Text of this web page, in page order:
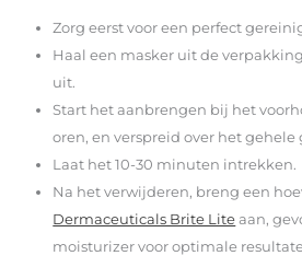
Zorg eerst voor een perfect
Haal een masker uit de
uit.
Start het aanbrengen bij het
oren, en verspreid over het gehele
Laat het 10-30 minuten intrekken.
Na het verwijderen, breng een
Dermaceuticals Brite Lite aan,
moisturizer voor optimale